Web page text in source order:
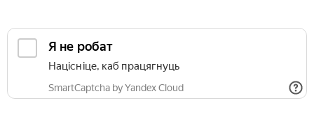
Я не робат
Націсніце, каб працягнуць
SmartCaptcha by Yandex Cloud